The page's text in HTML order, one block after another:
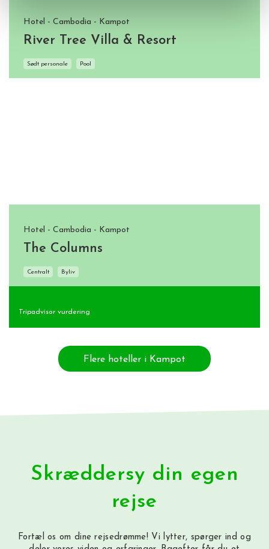
Hotel - Cambodia - Kampot
River Tree Villa & Resort
Sødt personale Pool
Hotel - Cambodia - Kampot
The Columns
Centralt Byliv
Tripadvisor vurdering
Flere hoteller i Kampot
Skræddersy din egen
rejse
Fortæl os om dine rejsedrømme! Vi lytter, spørger ind og